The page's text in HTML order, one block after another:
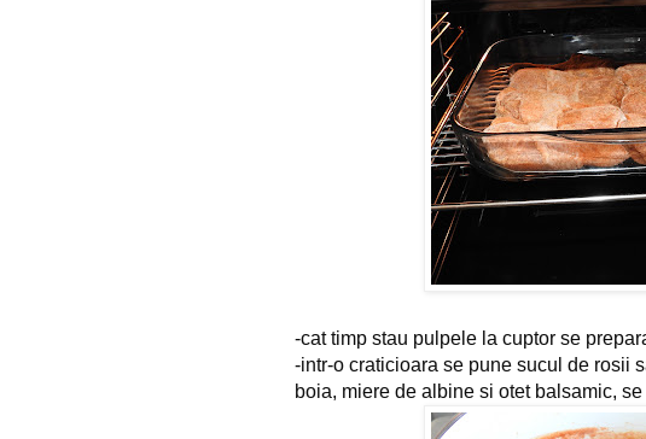
-cat timp stau pulpele la cuptor se
-intr-o craticioara se pune sucul de rosii
boia, miere de albine si otet balsamic,